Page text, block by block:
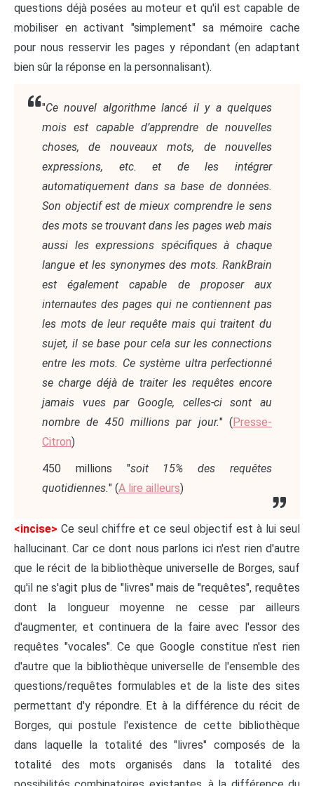
questions déjà posées au moteur et qu'il est capable de
mobiliser en activant "simplement" sa mémoire cache
pour nous resservir les pages y répondant (en adaptant
bien sûr la réponse en la personnalisant).
"Ce nouvel algorithme lancé il y a quelques
mois est capable d’apprendre de nouvelles
choses, de nouveaux mots, de nouvelles
expressions, etc. et de les intégrer
automatiquement dans sa base de données.
Son objectif est de mieux comprendre le sens
des mots se trouvant dans les pages web mais
aussi les expressions spécifiques à chaque
langue et les synonymes des mots. RankBrain
est également capable de proposer aux
internautes des pages qui ne contiennent pas
les mots de leur requête mais qui traitent du
sujet, il se base pour cela sur les connections
entre les mots. Ce système ultra perfectionné
se charge déjà de traiter les requêtes encore
jamais vues par Google, celles-ci sont au
nombre de 450 millions par jour." (Presse-
Citron)
450 millions "soit 15% des requêtes
quotidiennes." (A lire ailleurs)
<incise> Ce seul chiffre et ce seul objectif est à lui seul
hallucinant. Car ce dont nous parlons ici n'est rien d'autre
que le récit de la bibliothèque universelle de Borges, sauf
qu'il ne s'agit plus de "livres" mais de "requêtes", requêtes
dont la longueur moyenne ne cesse par ailleurs
d'augmenter, et continuera de la faire avec l'essor des
requêtes "vocales". Ce que Google constitue n'est rien
d'autre que la bibliothèque universelle de l'ensemble des
questions/requêtes formulables et de la liste des sites
permettant d'y répondre. Et à la différence du récit de
Borges, qui postule l'existence de cette bibliothèque
dans laquelle la totalité des "livres" composés de la
totalité des mots organisés dans la totalité des